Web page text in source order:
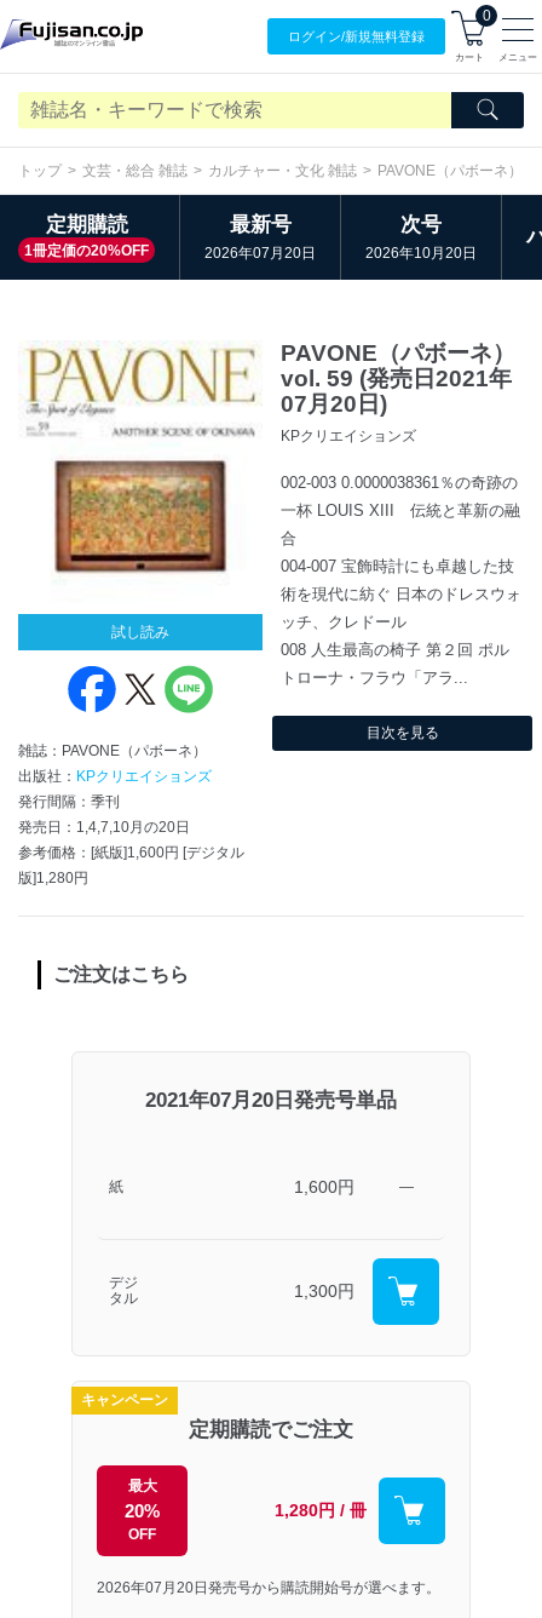
ログイン/新規無料登録
0
カート メニュー
トップ 文芸・総合 雑誌 カルチャー・文化 雑誌 PAVONE（パボーネ）
定期購読
1冊定価の20%OFF
最新号
2026年07月20日
次号
2026年10月20日
試し読み
雑誌：PAVONE（パボーネ）
出版社： KPクリエイションズ
発行間隔：季刊
発売日：1,4,7,10月の20日
参考価格：[紙版]1,600円 [デジタル
版]1,280円
PAVONE（パボーネ）
vol. 59 (発売日2021年
07月20日)
KPクリエイションズ
002-003 0.0000038361％の奇跡の
一杯 LOUIS XIII 伝統と革新の融
合
004-007 宝飾時計にも卓越した技
術を現代に紡ぐ 日本のドレスウォ
ッチ、クレドール
008 人生最高の椅子 第２回 ポル
トローナ・フラウ「アラ...
目次を見る
ご注文はこちら
2021年07月20日発売号単品
紙 1,600円 ―
デジ
タル
1,300円
キャンペーン
定期購読でご注文
最大
20%
OFF
1,280円 / 冊
2026年07月20日発売号から購読開始号が選べます。